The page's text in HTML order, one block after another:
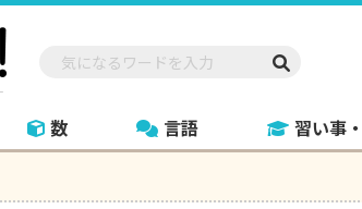
数 言語 習い事